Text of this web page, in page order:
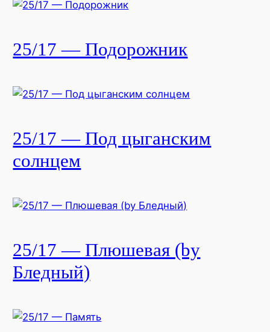
25/17 — Подорожник
25/17 — Под цыганским
солнцем
25/17 — Плюшевая (by
Бледный)